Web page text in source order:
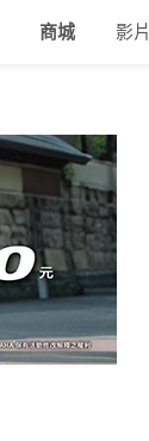
商城 影片